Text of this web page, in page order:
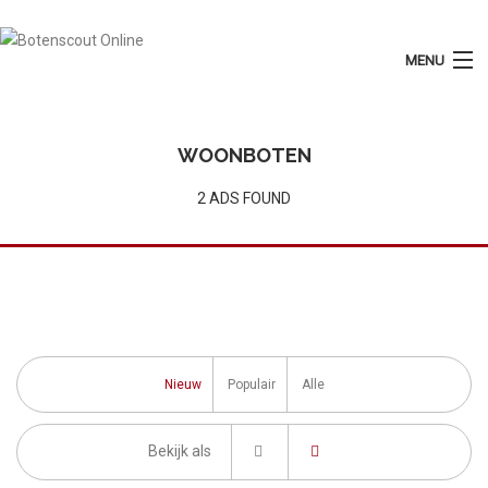
MENU
Contact
WOONBOTEN
2 ADS FOUND
Nieuw Populair Alle
Bekijk als